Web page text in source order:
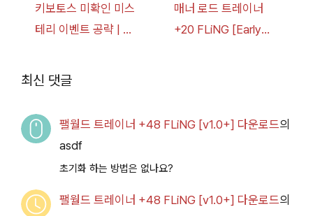
키보토스 미확인 미스
테리 이벤트 공략 | 블
매너 로드 트레이너
+20 FLiNG [Early
최신 댓글
팰월드 트레이너 +48 FLiNG [v1.0+] 다운로드의
asdf
초기화 하는 방법은 없나요?
팰월드 트레이너 +48 FLiNG [v1.0+] 다운로드의